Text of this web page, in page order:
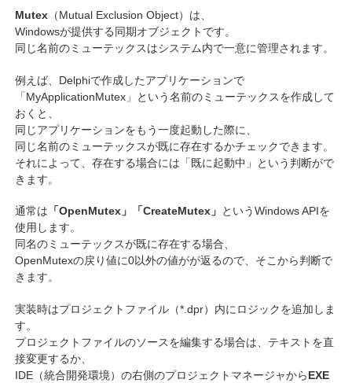
Mutex （Mutual Exclusion Object）は、
Windowsが提供する同期オブジェクトです。
同じ名前のミューテックスはシステム内で一意に管理されます。
例えば、Delphiで作成したアプリケーションで
「MyApplicationMutex」という名前のミューテックスを作成して
おくと、
同じアプリケーションをもう一度起動した際に、
同じ名前のミューテックスが既に存在するかチェックできます。
それによって、存在する場合には「既に起動中」という判断がで
きます。
通常は 「OpenMutex」「CreateMutex」 というWindows APIを
使用します。
同名のミューテックスが既に存在する場合、
OpenMutexの戻り値に0以外の値がが返るので、そこから判断で
きます。
実装時はプロジェクトファイル（*.dpr）内にロジックを追加しま
す。
プロジェクトファイルのソースを編集する場合は、テキストを直
接変更するか、
IDE（統合開発環境）の右側のプロジェクトマネージャからEXE